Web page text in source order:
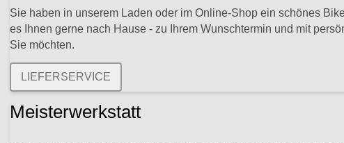
Sie haben in unserem Laden oder im Online-Shop ein schönes
es Ihnen gerne nach Hause - zu Ihrem Wunschtermin und mit
Sie möchten.
LIEFERSERVICE
Meisterwerkstatt